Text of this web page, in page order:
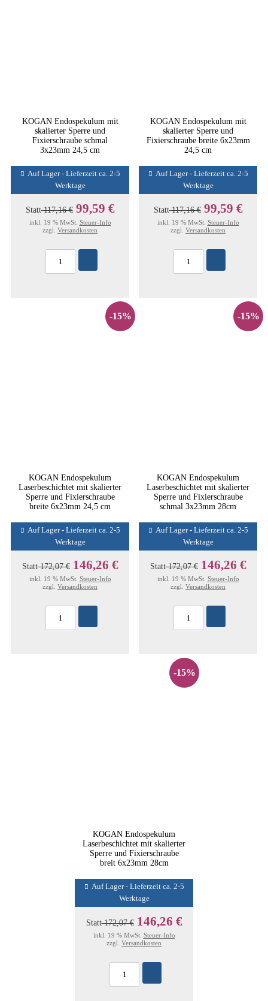
KOGAN Endospekulum mit
skalierter Sperre und
Fixierschraube schmal
3x23mm 24,5 cm
Auf Lager - Lieferzeit ca. 2-5
Werktage
Statt117,16 € 99,59 €
inkl. 19 % MwSt. Steuer-Info
zzgl. Versandkosten
KOGAN Endospekulum mit
skalierter Sperre und
Fixierschraube breite 6x23mm
24,5 cm
Auf Lager - Lieferzeit ca. 2-5
Werktage
Statt117,16 € 99,59 €
inkl. 19 % MwSt. Steuer-Info
zzgl. Versandkosten
-15%
KOGAN Endospekulum
Laserbeschichtet mit skalierter
Sperre und Fixierschraube
breite 6x23mm 24,5 cm
Auf Lager - Lieferzeit ca. 2-5
Werktage
Statt172,07 € 146,26 €
inkl. 19 % MwSt. Steuer-Info
zzgl. Versandkosten
-15%
KOGAN Endospekulum
Laserbeschichtet mit skalierter
Sperre und Fixierschraube
schmal 3x23mm 28cm
Auf Lager - Lieferzeit ca. 2-5
Werktage
Statt172,07 € 146,26 €
inkl. 19 % MwSt. Steuer-Info
zzgl. Versandkosten
-15%
KOGAN Endospekulum
Laserbeschichtet mit skalierter
Sperre und Fixierschraube
breit 6x23mm 28cm
Auf Lager - Lieferzeit ca. 2-5
Werktage
Statt172,07 € 146,26 €
inkl. 19 % MwSt. Steuer-Info
zzgl. Versandkosten